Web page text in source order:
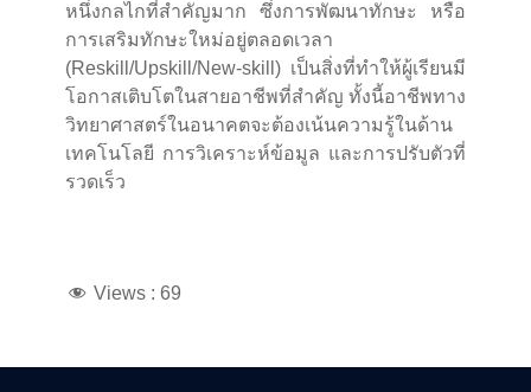
หนึ่งกลไกที่สำคัญมาก ซึ่งการพัฒนาทักษะ หรือ
การเสริมทักษะใหม่อยู่ตลอดเวลา
(Reskill/Upskill/New-skill) เป็นสิ่งที่ทำให้ผู้เรียนมี
โอกาสเติบโตในสายอาชีพที่สำคัญ ทั้งนี้อาชีพทาง
วิทยาศาสตร์ในอนาคตจะต้องเน้นความรู้ในด้าน
เทคโนโลยี การวิเคราะห์ข้อมูล และการปรับตัวที่
รวดเร็ว
Views : 69